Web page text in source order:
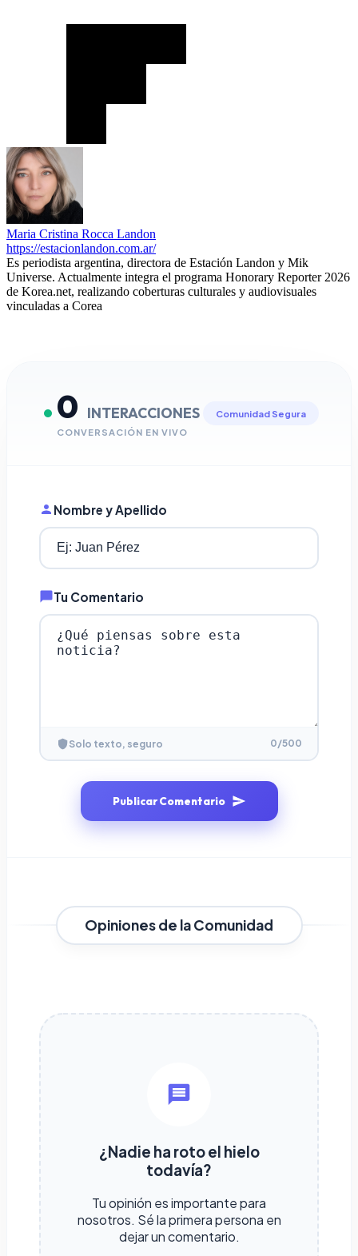
Maria Cristina Rocca Landon
https://estacionlandon.com.ar/
Es periodista argentina, directora de Estación Landon y Mik
Universe. Actualmente integra el programa Honorary Reporter 2026
de Korea.net, realizando coberturas culturales y audiovisuales
vinculadas a Corea
0 INTERACCIONES
CONVERSACIÓN EN VIVO
Comunidad Segura
Nombre y Apellido
Tu Comentario
Solo texto, seguro 0/500
Publicar Comentario
Opiniones de la Comunidad
¿Nadie ha roto el hielo
todavía?
Tu opinión es importante para
nosotros. Sé la primera persona en
dejar un comentario.